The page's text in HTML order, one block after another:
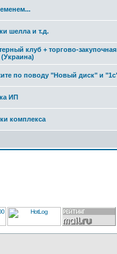
шелла и т.д.
клуб + торгово-закупочная
по поводу "Новый диск" и
ИП
комплекса